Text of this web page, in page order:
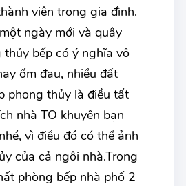
viên trong gia đình.
ngày mới và quây
bếp có ý nghĩa vô
ốm đau, nhiều đất
phong thủy là điều tất
nhà TO khuyên bạn
vì điều đó có thể ảnh
của cả ngôi nhà.Trong
phòng bếp nhà phố 2